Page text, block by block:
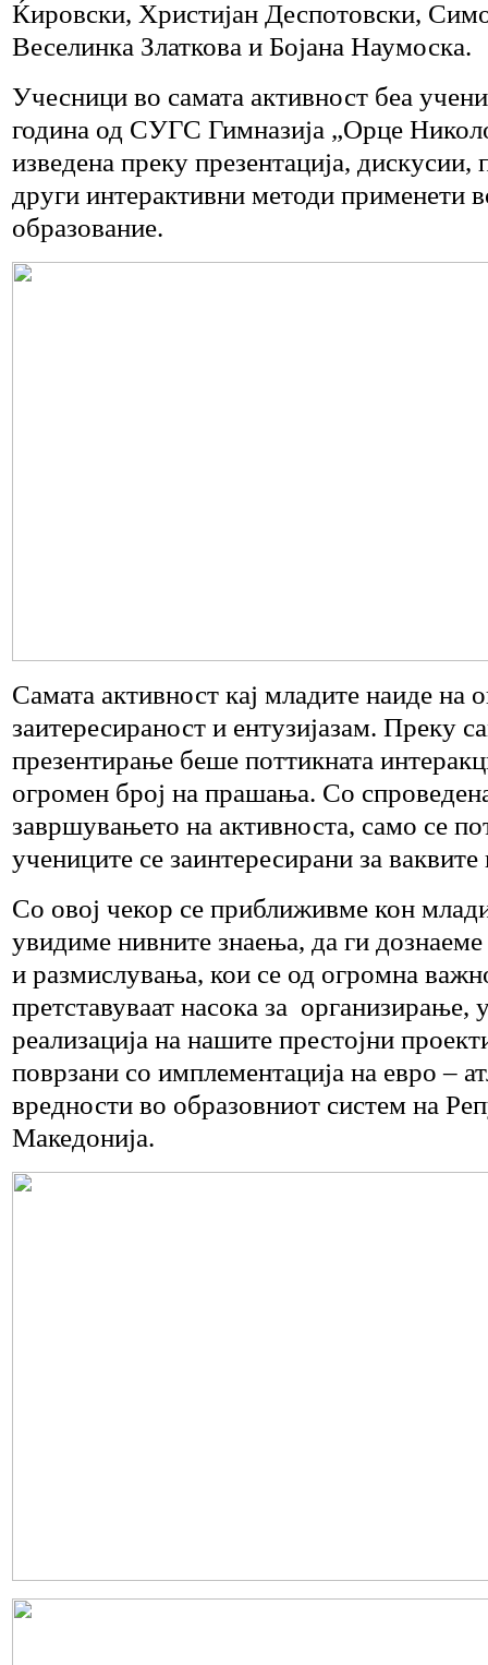
Ќировски, Христијан Деспотовски,
Веселинка Златкова и Бојана Наумоска.
Учесници во самата активност беа
година од СУГС Гимназија „Орце
изведена преку презентација,
други интерактивни методи применети
образование.
Самата активност кај младите наиде на
заитересираност и ентузијазам. Преку
презентирање беше поттикната
огромен број на прашања. Со
завршувањето на активноста, само се
учениците се заинтересирани за
Со овој чекор се приближивме кон
увидиме нивните знаења, да ги
и размислувања, кои се од огромна
претставуваат насока за
реализација на нашите престојни
поврзани со имплементација на евро –
вредности во образовниот систем на
Македонија.